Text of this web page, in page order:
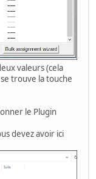
valeurs (cela
trouve la touche
le Plugin
devez avoir ici